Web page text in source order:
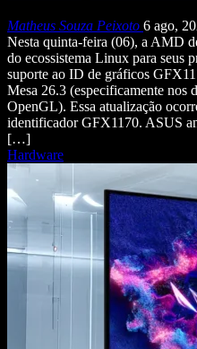
Matheus Souza Peixoto 6 ago,
Nesta quinta-feira (06), a AMD
do ecossistema Linux para seus
suporte ao ID de gráficos
Mesa 26.3 (especificamente
OpenGL). Essa atualização
identificador GFX1170. ASUS
[…]
Hardware